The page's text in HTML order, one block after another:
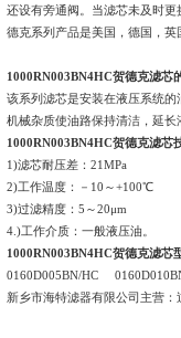
还设有旁通阀。当滤芯未及时
德克系列产品是美国，
1000RN003BN4HC贺德克滤芯
该系列滤芯是安装在液压系统
机械杂质使油路保持清洁，
1000RN003BN4HC贺德克滤芯
1)滤芯耐压差：21MPa
2)工作温度：－10～+100℃
3)过滤精度：5～20μm
4.)工作介质：一般液压油。
1000RN003BN4HC贺德克滤芯
0160D005BN/HC
新乡市海特滤器有限公司主营：